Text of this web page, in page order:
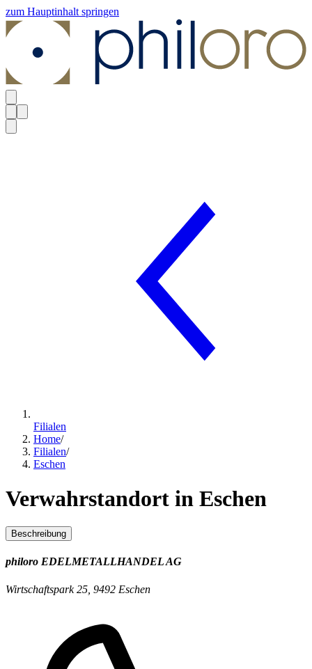
zum Hauptinhalt springen
Filialen
Home/
Filialen/
Eschen
Verwahrstandort in Eschen
Beschreibung
philoro EDELMETALLHANDEL AG
Wirtschaftspark 25, 9492 Eschen